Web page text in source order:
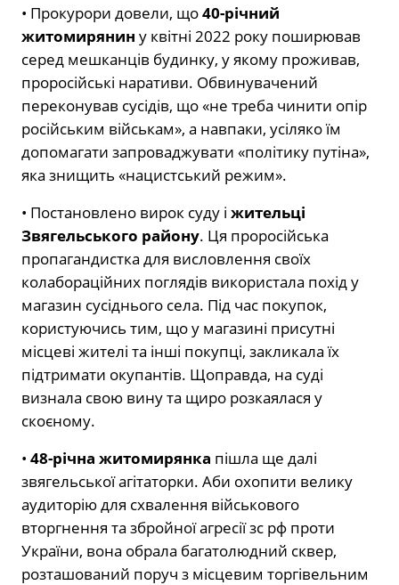
• Прокурори довели, що40-річний
житомирянин у квітні 2022 року поширював
серед мешканців будинку, у якому проживав,
проросійські наративи. Обвинувачений
переконував сусідів, що «не треба чинити опір
російським військам», а навпаки, усіляко їм
допомагати запроваджувати «політику путіна»,
яка знищить «нацистський режим».
• Постановлено вирок суду і жительці
Звягельського району. Ця проросійська
пропагандистка для висловлення своїх
колабораційних поглядів використала похід у
магазин сусіднього села. Під час покупок,
користуючись тим, що у магазині присутні
місцеві жителі та інші покупці, закликала їх
підтримати окупантів. Щоправда, на суді
визнала свою вину та щиро розкаялася у
скоєному.
• 48-річна житомирянка пішла ще далі
звягельської агітаторки. Аби охопити велику
аудиторію для схвалення військового
вторгнення та збройної агресії зс рф проти
України, вона обрала багатолюдний сквер,
розташований поруч з місцевим торгівельним